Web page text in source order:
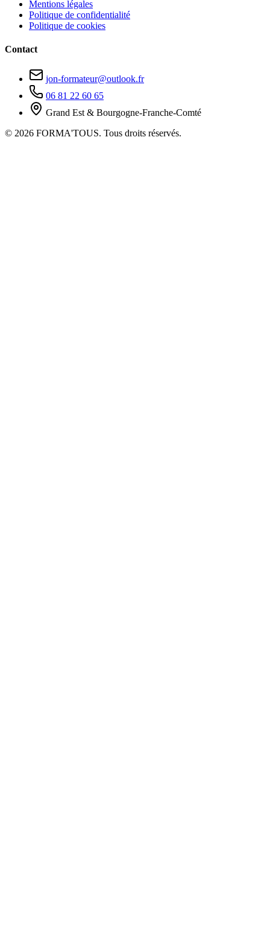
Mentions légales
Politique de confidentialité
Politique de cookies
Contact
jon-formateur@outlook.fr
06 81 22 60 65
Grand Est & Bourgogne-Franche-Comté
© 2026 FORMA'TOUS. Tous droits réservés.